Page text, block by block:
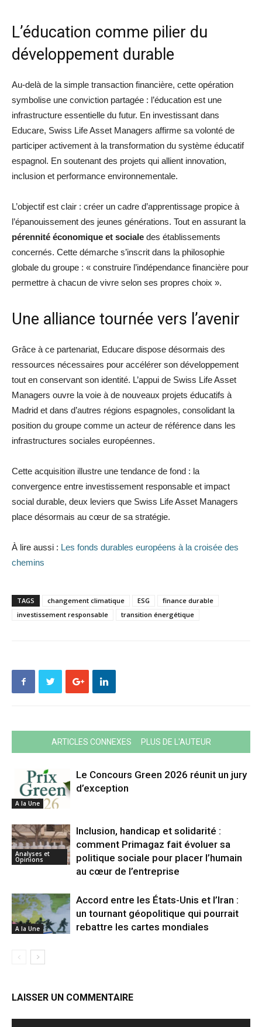
L’éducation comme pilier du
développement durable
Au-delà de la simple transaction financière, cette opération
symbolise une conviction partagée : l’éducation est une
infrastructure essentielle du futur. En investissant dans
Educare, Swiss Life Asset Managers affirme sa volonté de
participer activement à la transformation du système éducatif
espagnol. En soutenant des projets qui allient innovation,
inclusion et performance environnementale.
L’objectif est clair : créer un cadre d’apprentissage propice à
l’épanouissement des jeunes générations. Tout en assurant la
pérennité économique et sociale des établissements
concernés. Cette démarche s’inscrit dans la philosophie
globale du groupe : « construire l’indépendance financière pour
permettre à chacun de vivre selon ses propres choix ».
Une alliance tournée vers l’avenir
Grâce à ce partenariat, Educare dispose désormais des
ressources nécessaires pour accélérer son développement
tout en conservant son identité. L’appui de Swiss Life Asset
Managers ouvre la voie à de nouveaux projets éducatifs à
Madrid et dans d’autres régions espagnoles, consolidant la
position du groupe comme un acteur de référence dans les
infrastructures sociales européennes.
Cette acquisition illustre une tendance de fond : la
convergence entre investissement responsable et impact
social durable, deux leviers que Swiss Life Asset Managers
place désormais au cœur de sa stratégie.
À lire aussi : Les fonds durables européens à la croisée des
chemins
TAGS changement climatique ESG
finance durable
investissement responsable
transition énergétique
ARTICLES CONNEXES PLUS DE L'AUTEUR
A la Une
Le Concours Green 2026 réunit un jury
d’exception
Analyses et
Opinions
Inclusion, handicap et solidarité :
comment Primagaz fait évoluer sa
politique sociale pour placer l’humain
au cœur de l’entreprise
A la Une
Accord entre les États-Unis et l’Iran :
un tournant géopolitique qui pourrait
rebattre les cartes mondiales
LAISSER UN COMMENTAIRE